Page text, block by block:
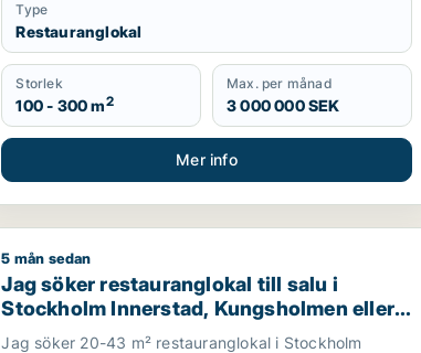
Type
Restauranglokal
Storlek
100 - 300 m2
Max. per månad
3 000 000 SEK
Mer info
Jag söker restauranglokal till salu i Stockholm
5 mån sedan
Jag söker restauranglokal till salu i
Stockholm Innerstad, Kungsholmen eller
Vasastan m.fl.
Jag söker 20-43 m² restauranglokal i Stockholm